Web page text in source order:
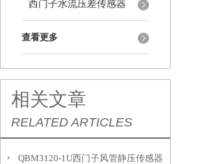
西门子水流压差传感器
查看更多
相关文章
RELATED ARTICLES
QBM3120-1U西门子风管静压传感器